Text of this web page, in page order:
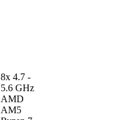
8x 4.7 -
5.6 GHz
AMD
AM5